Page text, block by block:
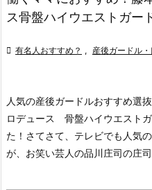
ス骨盤ハイウエストガー
 有名人おすすめ？ , 産後ガードル・
人気の産後ガードルおすすめ選
ロデュース 骨盤ハイウエスト
た！ さてさて、テレビでも人気
が、お笑い芸人の品川庄司の庄